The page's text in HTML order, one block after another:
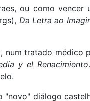
ou como
Da Letra ao
tratado
y el Renacimiento
diálogo